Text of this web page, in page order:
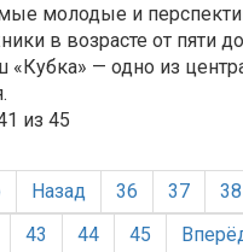
молодые и
в возрасте от пяти
— одно из
из 45
Назад 36 37 38
43 44 45